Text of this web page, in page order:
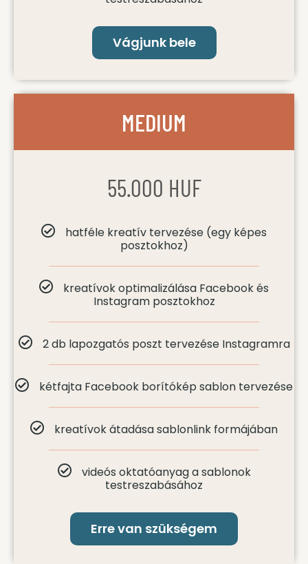
Vágjunk bele
MEDIUM
55.000 HUF
hatféle kreatív tervezése (egy képes
posztokhoz)
kreatívok optimalizálása Facebook és
Instagram posztokhoz
2 db lapozgatós poszt tervezése Instagramra
kétfajta Facebook borítókép sablon tervezése
kreatívok átadása sablonlink formájában
videós oktatóanyag a sablonok
testreszabásához
Erre van szükségem